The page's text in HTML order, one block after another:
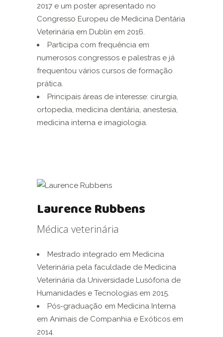
2017 e um poster apresentado no
Congresso Europeu de Medicina Dentária
Veterinária em Dublin em 2016.
Participa com frequência em
numerosos congressos e palestras e já
frequentou vários cursos de formação
prática.
Principais áreas de interesse: cirurgia,
ortopedia, medicina dentária, anestesia,
medicina interna e imagiologia.
Laurence Rubbens
Médica veterinária
Mestrado integrado em Medicina
Veterinária pela faculdade de Medicina
Veterinária da Universidade Lusófona de
Humanidades e Tecnologias em 2015.
Pós-graduação em Medicina Interna
em Animais de Companhia e Exóticos em
2014.